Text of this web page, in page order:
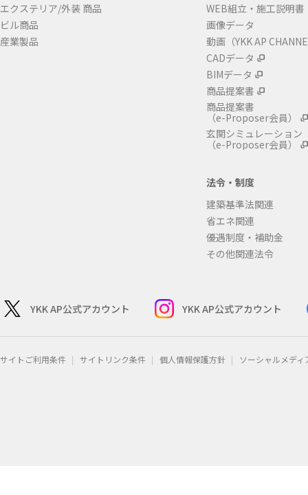
エクステリア/外装 商品
ビル商品
産業製品
WEB組立・施工説明書
画像データ
動画（YKK AP
CADデータ
BIMデータ
商品提案書
商品提案書
（e-Proposer会員）
玄関シミュレーション
（e-Proposer会員）
法令・制度
建築基準法関連
省エネ関連
優遇制度・補助金
その他関連法令
YKK AP公式アカウント YKK AP公式アカウント
サイトご利用条件 サイトリンク条件 個人情報保護方針 ソーシャルメデ